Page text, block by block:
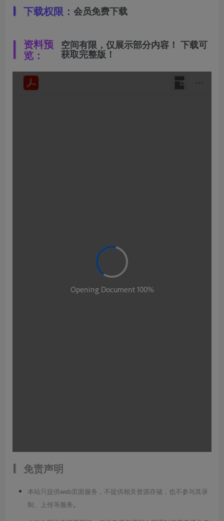
下载权限： 会员免费下载
资料预
览：
空间有限，仅展示部分内容！ 下载可
获取完整版！
免责声明
本站只提供web页面服务，不提供相关资源存储，也不参与其录
制、上传等服务。